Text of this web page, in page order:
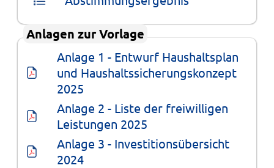
Anlagen zur Vorlage
Anlage 1 - Entwurf Haushaltsplan
und Haushaltssicherungskonzept
2025
Anlage 2 - Liste der freiwilligen
Leistungen 2025
Anlage 3 - Investitionsübersicht
2024